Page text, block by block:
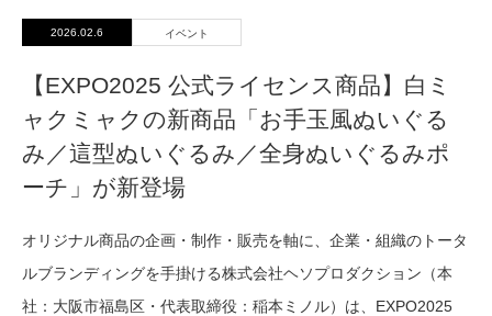
2026.02.6 イベント
【EXPO2025 公式ライセンス商品】白ミ
ャクミャクの新商品「お手玉風ぬいぐる
み／這型ぬいぐるみ／全身ぬいぐるみポ
ーチ」が新登場
オリジナル商品の企画・制作・販売を軸に、企業・組織のトータ
ルブランディングを手掛ける株式会社ヘソプロダクション（本
社：大阪市福島区・代表取締役：稲本ミノル）は、EXPO2025